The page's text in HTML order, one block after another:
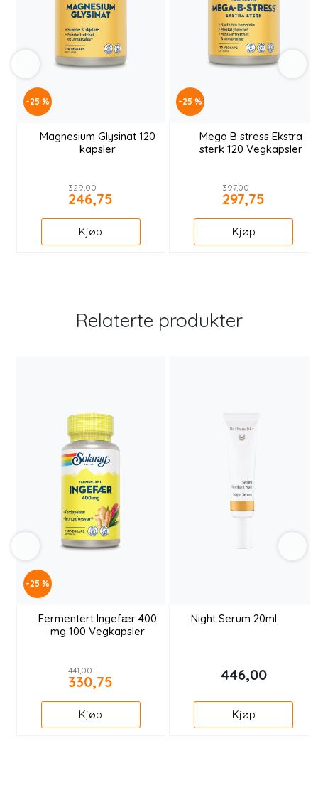
-25 %
Magnesium Glysinat 120
kapsler
329,00
246,75
Kjøp
-25 %
Mega B stress Ekstra
sterk 120 Vegkapsler
397,00
297,75
Kjøp
Relaterte produkter
-25 %
Fermentert Ingefær 400
mg 100 Vegkapsler
441,00
330,75
Kjøp
Night Serum 20ml
446,00
Kjøp